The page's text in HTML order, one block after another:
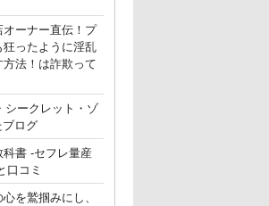
オーナー直伝！プ
狂ったように淫乱
法！は詐欺って
シークレット・ゾ
ブログ
書 -セフレ量産
口コミ
を鷲掴みにし、